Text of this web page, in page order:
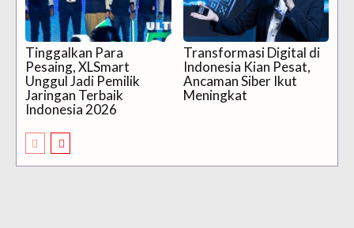
Tinggalkan Para
Pesaing, XLSmart
Unggul Jadi Pemilik
Jaringan Terbaik
Indonesia 2026
Transformasi Digital di
Indonesia Kian Pesat,
Ancaman Siber Ikut
Meningkat